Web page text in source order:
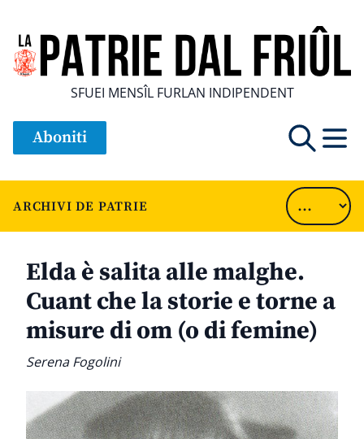
SFUEI MENSÎL FURLAN INDIPENDENT
Aboniti
ARCHIVI DE PATRIE
Elda è salita alle malghe.
Cuant che la storie e torne a
misure di om (o di femine)
Serena Fogolini